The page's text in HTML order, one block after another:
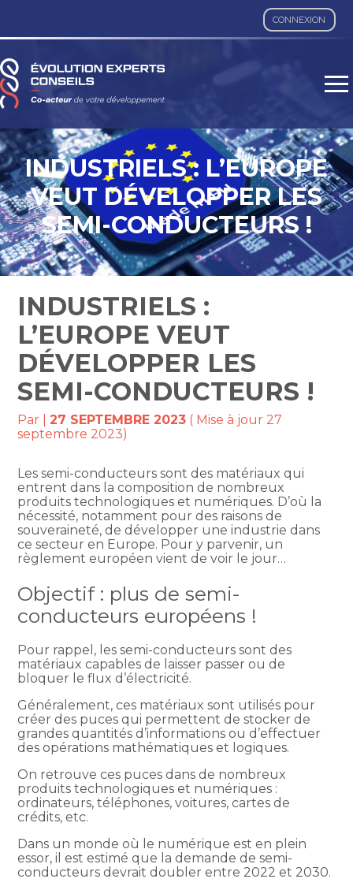
CONNEXION
Aller
au
INDUSTRIELS : L’EUROPE
VEUT DÉVELOPPER LES
SEMI-CONDUCTEURS !
INDUSTRIELS :
L’EUROPE VEUT
DÉVELOPPER LES
SEMI-CONDUCTEURS !
Par |27 SEPTEMBRE 2023 ( Mise à jour 27
septembre 2023)
Les semi-conducteurs sont des matériaux qui
entrent dans la composition de nombreux
produits technologiques et numériques. D’où la
nécessité, notamment pour des raisons de
souveraineté, de développer une industrie dans
ce secteur en Europe. Pour y parvenir, un
règlement européen vient de voir le jour…
Objectif : plus de semi-
conducteurs européens !
Pour rappel, les semi-conducteurs sont des
matériaux capables de laisser passer ou de
bloquer le flux d’électricité.
Généralement, ces matériaux sont utilisés pour
créer des puces qui permettent de stocker de
grandes quantités d’informations ou d’effectuer
des opérations mathématiques et logiques.
On retrouve ces puces dans de nombreux
produits technologiques et numériques :
ordinateurs, téléphones, voitures, cartes de
crédits, etc.
Dans un monde où le numérique est en plein
essor, il est estimé que la demande de semi-
conducteurs devrait doubler entre 2022 et 2030.